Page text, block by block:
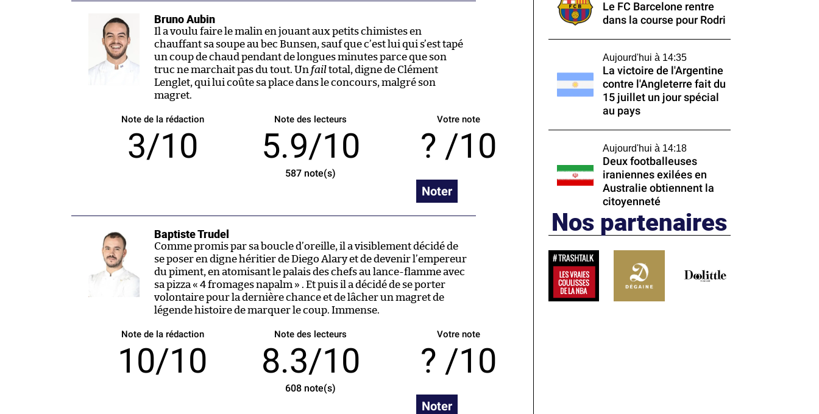
Bruno Aubin
Il a voulu faire le malin en jouant aux petits chimistes en
chauffant sa soupe au bec Bunsen, sauf que c’est lui qui s’est tapé
un coup de chaud pendant de longues minutes parce que son
truc ne marchait pas du tout. Un failtotal, digne de Clément
Lenglet, qui lui coûte sa place dans le concours, malgré son
magret.
Note de la rédaction
3/10
Note des lecteurs
5.9/10
587 note(s)
Votre note
/10
Noter
Baptiste Trudel
Comme promis par sa boucle d’oreille, il a visiblement décidé de
se poser en digne héritier de Diego Alary et de devenir l’empereur
du piment, en atomisant le palais des chefs au lance-flamme avec
sa pizza « 4 fromages napalm » . Et puis il a décidé de se porter
volontaire pour la dernière chance et de lâcher un magret de
légende histoire de marquer le coup. Immense.
Note de la rédaction
10/10
Note des lecteurs
8.3/10
608 note(s)
Votre note
/10
Noter
Le FC Barcelone rentre
dans la course pour Rodri
Aujourd'hui à 14:35
La victoire de l'Argentine
contre l'Angleterre fait du
15 juillet un jour spécial
au pays
Aujourd'hui à 14:18
Deux footballeuses
iraniennes exilées en
Australie obtiennent la
citoyenneté
Nos partenaires